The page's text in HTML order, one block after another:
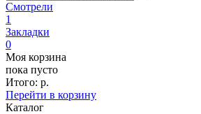
Смотрели
1
Закладки
0
Моя корзина
пока пусто
Итого: р.
Перейти в корзину
Каталог